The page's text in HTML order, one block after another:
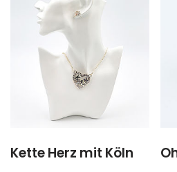
Kette Herz mit Köln